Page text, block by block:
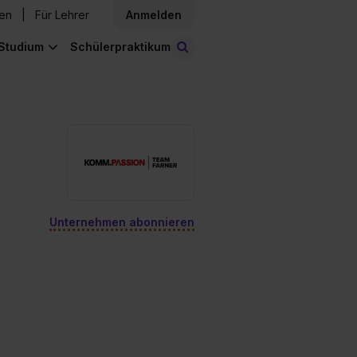
Für Lehrer Anmelden
Schülerpraktikum
Unternehmen abonnieren